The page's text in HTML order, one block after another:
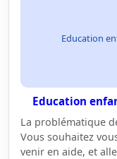
Education
Education
La problématique
Vous souhaitez
venir en aide, et